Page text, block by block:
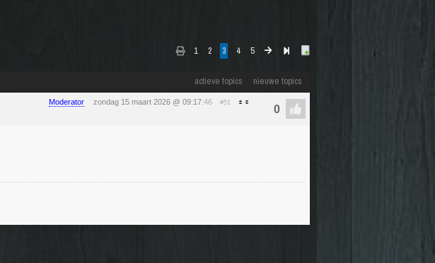
1 2 3 4 5
actieve topics nieuwe topics
Moderator zondag 15 maart 2026 @ 09:17:46 #51